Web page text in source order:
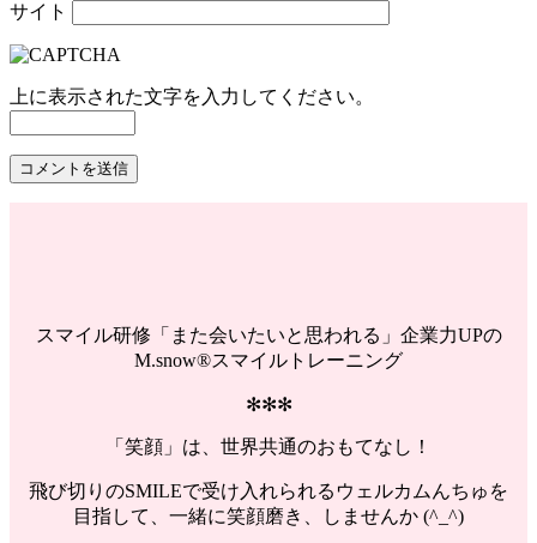
サイト
上に表示された文字を入力してください。
スマイル研修「また会いたいと思われる」企業力UPの
M.snow®スマイルトレーニング
✻✻✻
「笑顔」は、世界共通のおもてなし！
飛び切りのSMILEで受け入れられるウェルカムんちゅを
目指して、一緒に笑顔磨き、しませんか (^_^)